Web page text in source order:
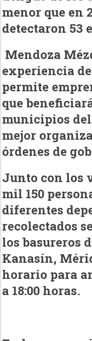
menor que en
detectaron 53
Mendoza
experiencia
permite
que
municipios
mejor
órdenes de
Junto con los
mil 150
diferentes
recolectados
los basureros
Kanasín,
horario para
a 18:00 horas.